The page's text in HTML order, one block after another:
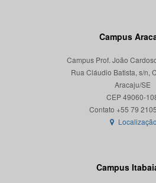
Campus
Campus Prof. João
Rua Cláudio Batista, s/n,
Aracaju/SE
CEP 49060-
Localização
Campus